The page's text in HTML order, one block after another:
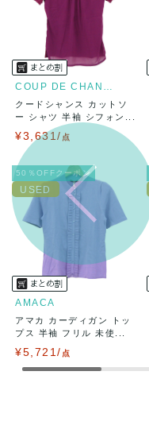
決済方法
出荷
クードシャンス カットソ
ー シャツ 半袖 シフォン...
¥3,631/ 点
50％OFFクーポン
AMACA
アマカ カーディガン トッ
プス 半袖 フリル 未使...
¥5,721/ 点